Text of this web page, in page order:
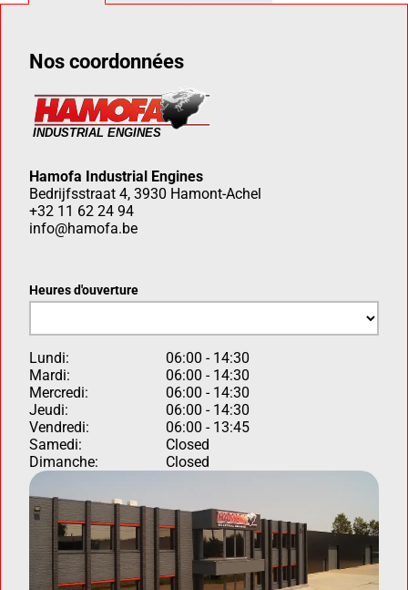
Nos coordonnées
Hamofa Industrial Engines
Bedrijfsstraat 4, 3930 Hamont-Achel
+32 11 62 24 94
info@hamofa.be
Heures d'ouverture
Lundi:
06:00 - 14:30
Mardi:
06:00 - 14:30
Mercredi:
06:00 - 14:30
Jeudi:
06:00 - 14:30
Vendredi:
06:00 - 13:45
Samedi:
Closed
Dimanche:
Closed